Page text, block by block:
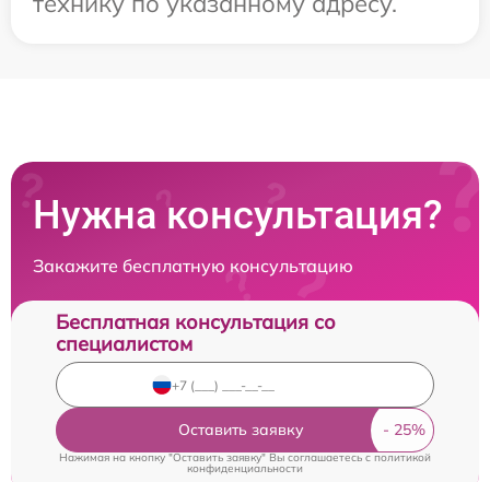
Нужна консультация?
Закажите бесплатную консультацию
Бесплатная консультация со
специалистом
Оставить заявку
Нажимая на кнопку "Оставить заявку" Вы соглашаетесь cполитикой
конфиденциальности